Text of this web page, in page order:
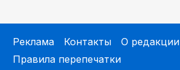
Реклама Контакты
О редакции
Правила перепечатки